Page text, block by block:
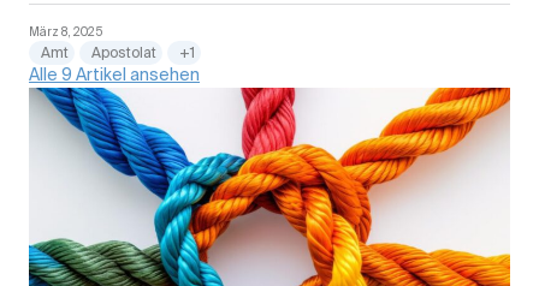
März 8, 2025
Amt Apostolat +1
Alle 9 Artikel ansehen